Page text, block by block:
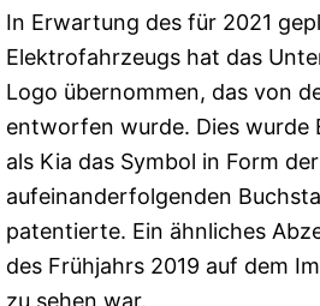
In Erwartung des für 2021
Elektrofahrzeugs hat das
Logo übernommen, das von
entworfen wurde. Dies wurde
als Kia das Symbol in Form der
aufeinanderfolgenden
patentierte. Ein ähnliches
des Frühjahrs 2019 auf dem
zu sehen war.